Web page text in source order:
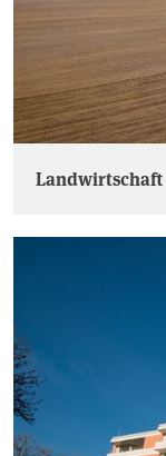
Landwirtschaft